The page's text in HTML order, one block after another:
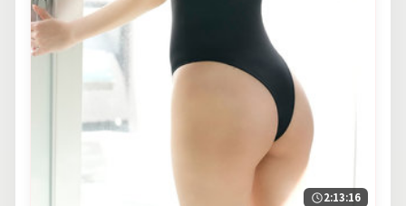
2:13:16